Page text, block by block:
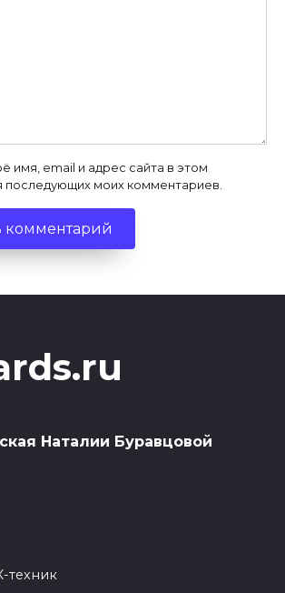
имя, email и адрес сайта в этом
последующих моих комментариев.
Наталии Буравцовой
техник